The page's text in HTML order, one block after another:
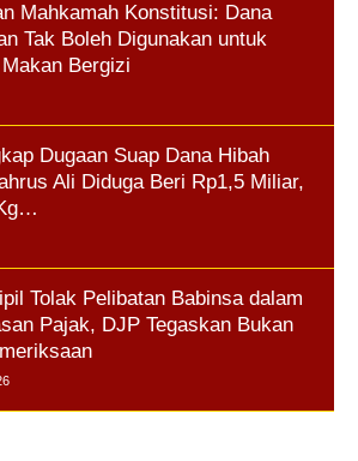
Mahkamah Konstitusi: Dana
Tak Boleh Digunakan untuk
Bergizi
Dugaan Suap Dana Hibah
Ali Diduga Beri Rp1,5 Miliar,
Tolak Pelibatan Babinsa dalam
Pajak, DJP Tegaskan Bukan